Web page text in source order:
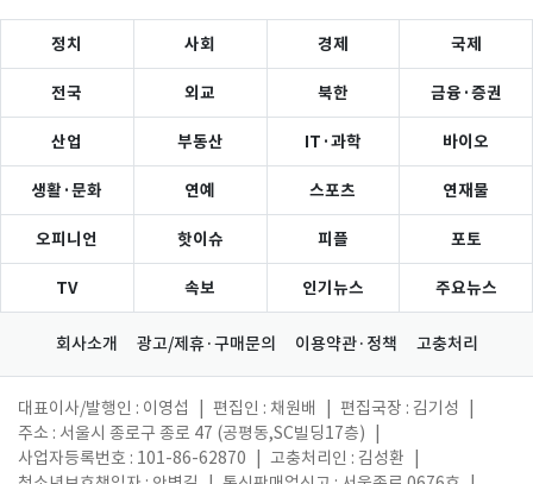
정치 사회 경제 국제
전국 외교 북한 금융·증권
산업 부동산 IT·과학 바이오
생활·문화 연예 스포츠 연재물
오피니언 핫이슈 피플 포토
TV 속보 인기뉴스 주요뉴스
회사소개 광고/제휴·구매문의 이용약관·정책 고충처리
대표이사/발행인 : 이영섭 편집인 : 채원배 편집국장 : 김기성
주소 : 서울시 종로구 종로 47 (공평동,SC빌딩17층)
사업자등록번호 : 101-86-62870
고충처리인 : 김성환